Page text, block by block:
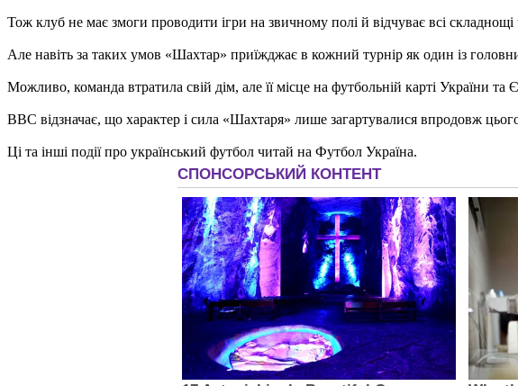
Тож клуб не має змоги проводити ігри на звичному полі й відчуває всі
Але навіть за таких умов «Шахтар» приїжджає в кожний турнір як один із
Можливо, команда втратила свій дім, але її місце на футбольній карті України
BBC відзначає, що характер і сила «Шахтаря» лише загартувалися впродовж
Ці та інші події про український футбол читай на Футбол Україна.